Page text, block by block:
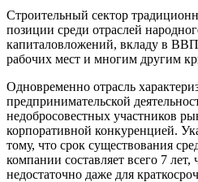
Строительный сектор
позиции среди отраслей
капиталовложений, вкладу в
рабочих мест и многим другим
Одновременно отрасль
предпринимательской
недобросовестных участников
корпоративной конкуренцией.
тому, что срок существования
компании составляет всего 7 лет,
недостаточно даже для